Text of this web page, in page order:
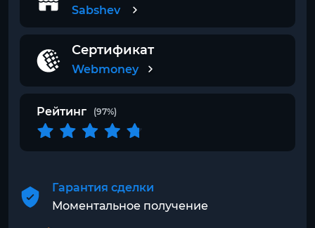
Sabshev
Сертификат
Webmoney
Рейтинг (97%)
Гарантия сделки
Моментальное получение